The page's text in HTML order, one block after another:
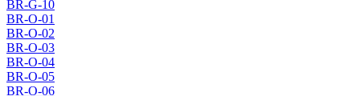
BR-G-10
BR-O-01
BR-O-02
BR-O-03
BR-O-04
BR-O-05
BR-O-06